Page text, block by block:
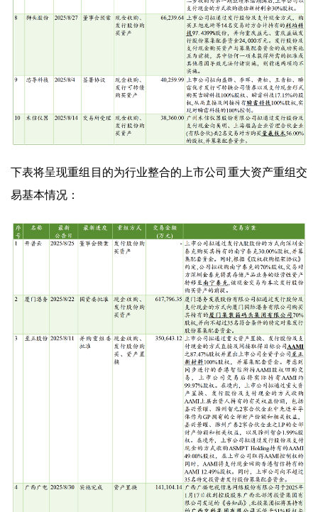
下表将呈现重组目的为行业整合的上市公司重大资产重组交
易基本情况：